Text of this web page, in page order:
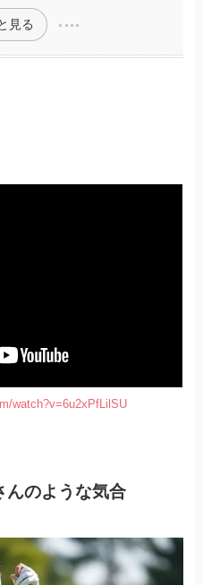
見る
watch?v=6u2xPfLilSU
んのような気合